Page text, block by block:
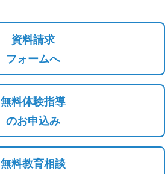
資料請求
フォームへ
無料体験指導
のお申込み
無料教育相談